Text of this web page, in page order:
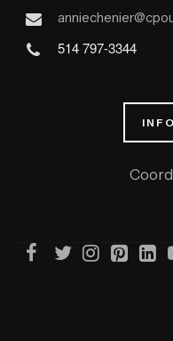
514 797-3344